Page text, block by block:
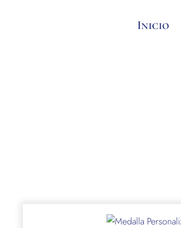
Inicio